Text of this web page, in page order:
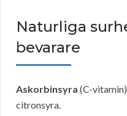
Naturliga
bevarare
Askorbinsyra (C-
citronsyra.